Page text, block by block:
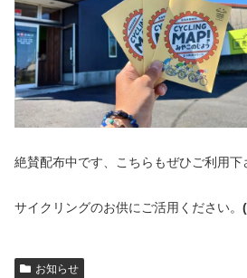
絶賛配布中です、こちらもぜひご利用下
サイクリングのお供にご活用ください。
お知らせ